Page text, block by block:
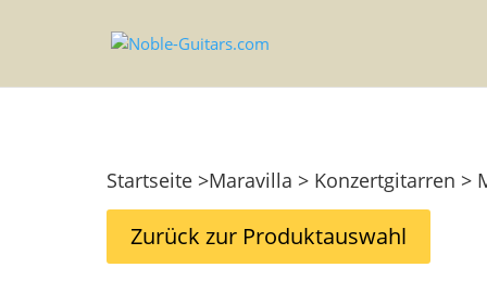
Startseite >Maravilla > Konzertgitarren >
Zurück zur Produktauswahl